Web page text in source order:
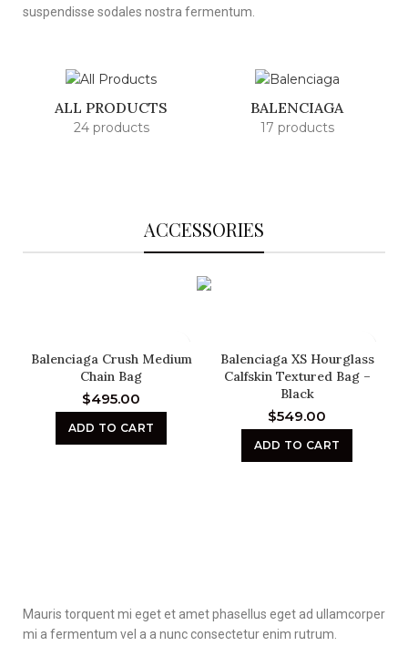
suspendisse sodales nostra fermentum.
ALL PRODUCTS
24 products
BALENCIAGA
17 products
ACCESSORIES
Balenciaga Crush Medium
Chain Bag
$495.00
ADD TO CART
Balenciaga XS Hourglass
Calfskin Textured Bag –
Black
$549.00
ADD TO CART
Mauris torquent mi eget et amet phasellus eget ad ullamcorper
mi a fermentum vel a a nunc consectetur enim rutrum.